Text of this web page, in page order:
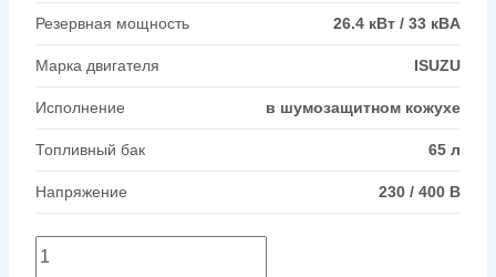
Резервная мощность 26.4 кВт / 33 кВA
Марка двигателя ISUZU
Исполнение в шумозащитном кожухе
Топливный бак 65 л
Напряжение 230 / 400 В
Количество